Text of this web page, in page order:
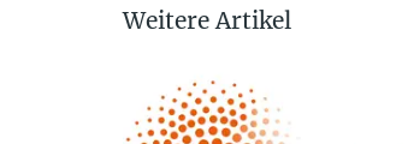
Weitere Artikel